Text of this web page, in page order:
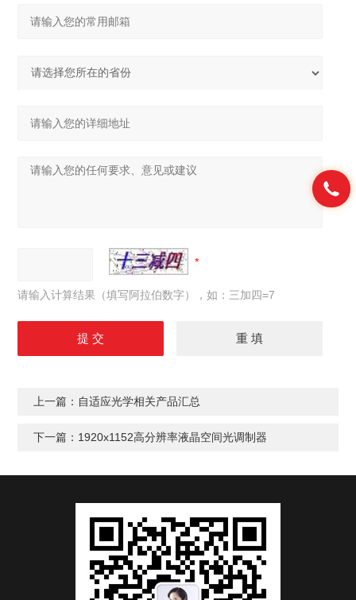
请输入计算结果（填写阿拉伯数字），如：三加四=7
上一篇： 自适应光学相关产品汇总
下一篇： 1920x1152高分辨率液晶空间光调制器